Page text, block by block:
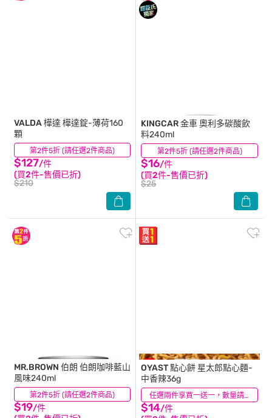
第2件5折 (請任選2件商品)
VALDA 樺達 樺達錠-薄荷160
顆
$127/件
(買2件-售價已折)
$210
(8) 第2件5折 (請任選2件商品)
KINGCAR 金車奧利多碳酸飲
料240ml
$16/件
(買2件-售價已折)
$25
(47)
第2件5折 (請任選2件商品)
MR.BROWN 伯朗 伯朗咖啡藍山
風味240ml
$19/件
(21) 任選兩件享買一送一，數量請選2件
OYAST 點心餅 星太郎點心麵-
中香辣36g
$14/件
(55)